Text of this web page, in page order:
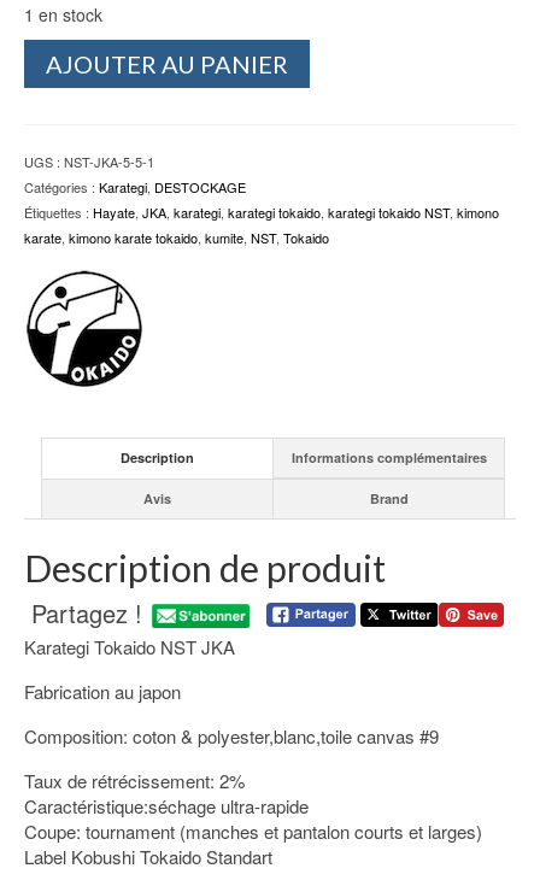
1 en stock
quantité
NST
Pach
spécial
JKA
Taille
(175cm)
AJOUTER AU PANIER
UGS : NST-JKA-5-5-1
Catégories : Karategi, DESTOCKAGE
Étiquettes : Hayate, JKA, karategi, karategi tokaido, karategi tokaido NST, kimono
karate, kimono karate tokaido, kumite, NST, Tokaido
Description Informations complémentaires
Avis Brand
Description de produit
Partagez !
Karategi Tokaido NST JKA
Fabrication au japon
Composition: coton & polyester,blanc,toile canvas #9
Taux de rétrécissement: 2%
Caractéristique:séchage ultra-rapide
Coupe: tournament (manches et pantalon courts et larges)
Label Kobushi Tokaido Standart